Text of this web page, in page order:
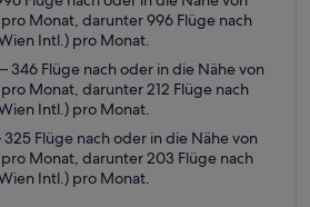
Monat, darunter 996 Flüge nach
Intl.) pro Monat.
346 Flüge nach oder in die Nähe von
Monat, darunter 212 Flüge nach
Intl.) pro Monat.
325 Flüge nach oder in die Nähe von
Monat, darunter 203 Flüge nach
Intl.) pro Monat.